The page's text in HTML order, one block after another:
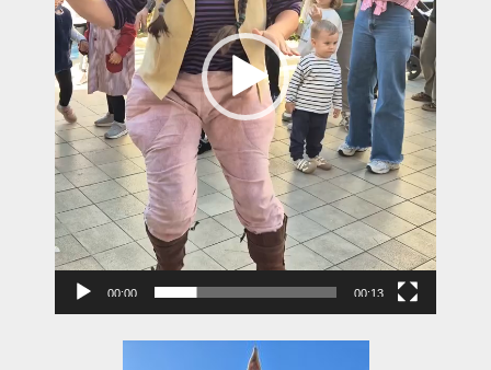
00:00 00:13